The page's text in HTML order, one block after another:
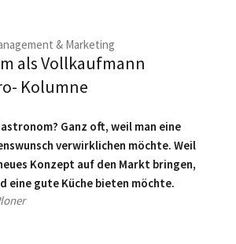
& Marketing
als Vollkaufmann
Kolumne
Ganz oft, weil man eine
verwirklichen möchte. Weil
Konzept auf den Markt bringen,
eine gute Küche bieten möchte.